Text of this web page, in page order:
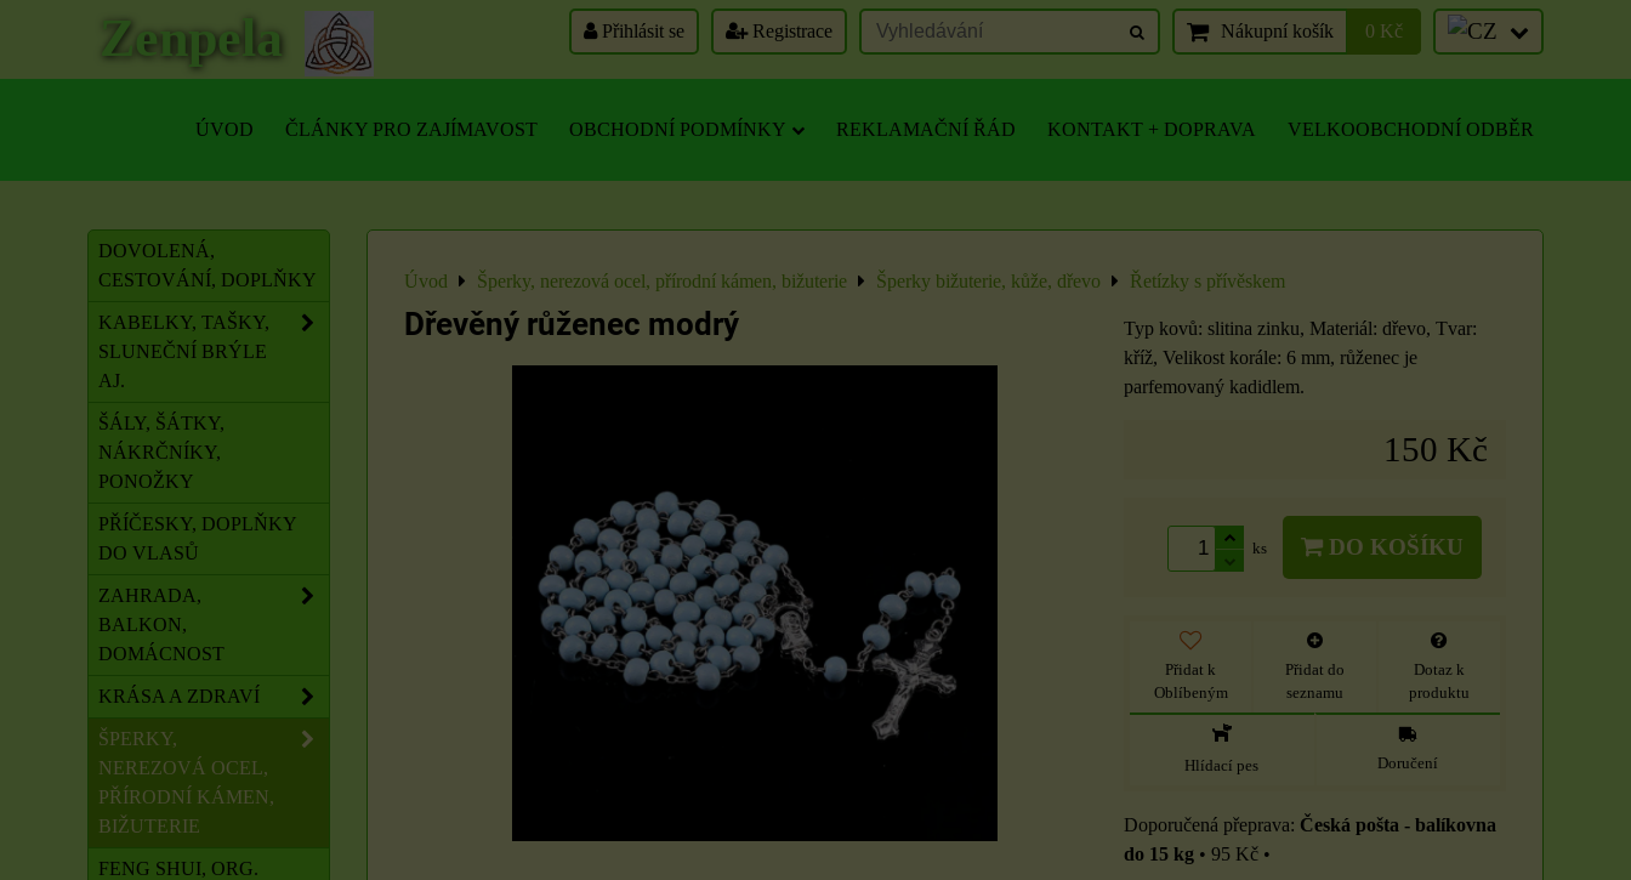
Zenpela Přihlásit se Registrace Nákupní košík 0 Kč
ÚVOD ČLÁNKY PRO ZAJÍMAVOST OBCHODNÍ PODMÍNKY REKLAMAČNÍ ŘÁD KONTAKT + DOPRAVA VELKOOBCHODNÍ ODBĚR
Úvod Šperky, nerezová ocel, přírodní kámen, bižuterie Šperky bižuterie, kůže, dřevo Řetízky s přívěskem
Dřevěný růženec modrý
Typ kovů: slitina zinku, Materiál: dřevo, Tvar:
kříž, Velikost korále: 6 mm, růženec je
parfemovaný kadidlem.
150 Kč
ks DO KOŠÍKU
Přidat k
Oblíbeným
Přidat do
seznamu
Dotaz k
produktu
Hlídací pes Doručení
Česká pošta - balíkovna
do 15 kg • 95 Kč •
DOVOLENÁ,
CESTOVÁNÍ, DOPLŇKY
KABELKY, TAŠKY,
SLUNEČNÍ BRÝLE
AJ.
ŠÁLY, ŠÁTKY,
NÁKRČNÍKY,
PONOŽKY
PŘÍČESKY, DOPLŇKY
DO VLASŮ
ZAHRADA,
BALKON,
DOMÁCNOST
KRÁSA A ZDRAVÍ
ŠPERKY,
NEREZOVÁ OCEL,
PŘÍRODNÍ KÁMEN,
BIŽUTERIE
FENG SHUI, ORG.